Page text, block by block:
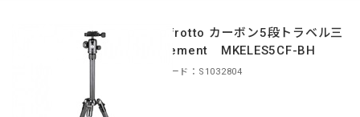
Manfrotto カーボン5段トラベル三
脚 Element MKELES5CF-BH
商品コード：S1032804